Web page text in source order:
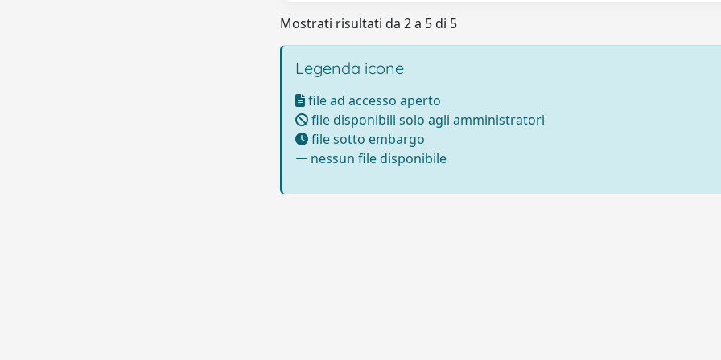
Mostrati risultati da 2 a 5 di 5
Legenda icone
file ad accesso aperto
file disponibili solo agli amministratori
file sotto embargo
nessun file disponibile